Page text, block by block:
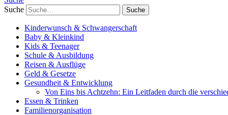
Suche
Kinderwunsch & Schwangerschaft
Baby & Kleinkind
Kids & Teenager
Schule & Ausbildung
Reisen & Ausflüge
Geld & Gesetze
Gesundheit & Entwicklung
Von Eins bis Achtzehn: Ein Leitfaden durch die
Essen & Trinken
Familienorganisation